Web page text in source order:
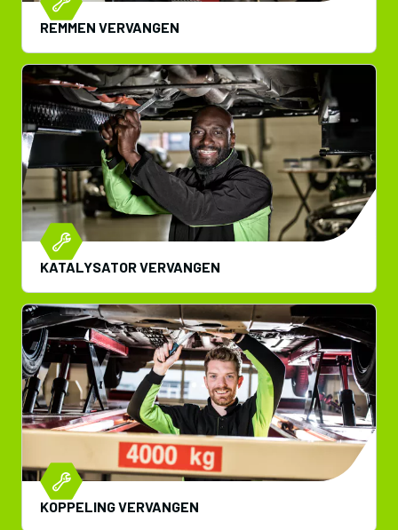
REMMEN VERVANGEN
KATALYSATOR VERVANGEN
KOPPELING VERVANGEN